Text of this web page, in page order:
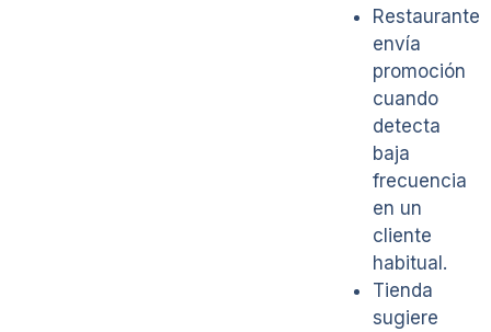
Restaurante
envía
promoción
cuando
detecta
baja
frecuencia
en un
cliente
habitual.
Tienda
sugiere